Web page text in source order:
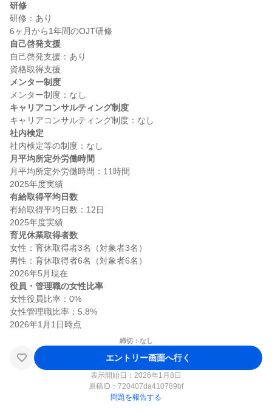
研修
研修：あり
自己啓発支援
自己啓発支援：あり
メンター制度
キャリアコンサルティング制度
社内検定
月平均所定外労働時間
月平均所定外労働時間：11時間
有給取得平均日数
有給取得平均日数：12日
育児休業取得者数
女性：育休取得者3名（対象者3名）
男性：育休取得者6名（対象者6名）
役員・管理職の女性比率
女性役員比率：0%
女性管理職比率：5.8%
締切：なし
エントリー画面へ行く
表示開始日：2026年1月8日
原稿ID： 720407da410789bf
問題を報告する